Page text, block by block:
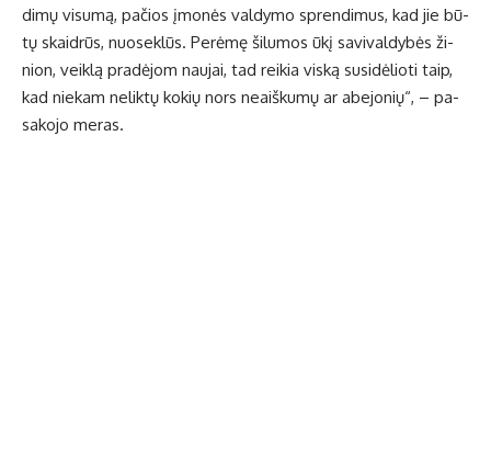
di­mų vi­su­mą, pa­čios įmo­nės val­dy­mo spren­di­mus, kad jie bū­
tų skaid­rūs, nuo­sek­lūs. Pe­rė­mę ši­lu­mos ūkį sa­vi­val­dy­bės ži­
nion, veik­lą pra­dė­jom nau­jai, tad rei­kia vis­ką su­si­dė­lio­ti taip,
kad nie­kam ne­lik­tų ko­kių nors ne­aiš­ku­mų ar abe­jo­nių“, – pa­
sa­ko­jo me­ras.